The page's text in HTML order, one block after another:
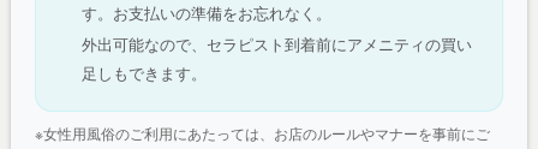
す。お支払いの準備をお忘れなく。
外出可能なので、セラピスト到着前にアメニティの買い
足しもできます。
※女性用風俗のご利用にあたっては、お店のルールやマナーを事前にご